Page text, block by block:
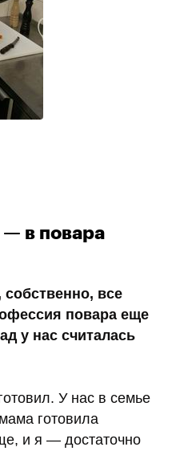
— в повара
все
повара еще
у нас считалась
У нас в семье
готовила
и я — достаточно